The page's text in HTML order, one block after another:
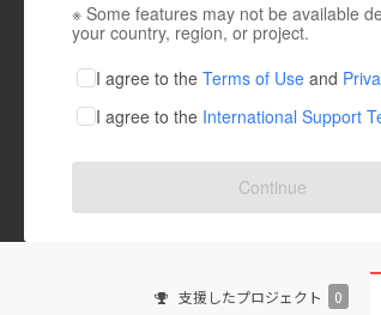
アート・写真
テクノロジー
映像・映画
ビジネス・起
まちづくり・
※ Some features may not be available
your country, region, or project.
I agree to the Terms of Use and
I agree to the International Support
Continue
支援したプロジェクト 0